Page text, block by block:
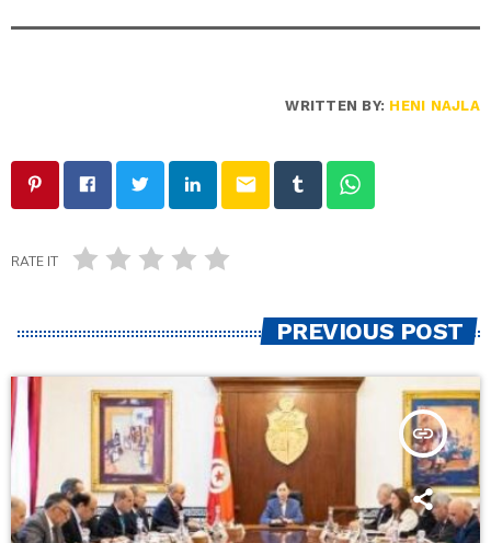
WRITTEN BY: HENI NAJLA
email
RATE IT
PREVIOUS POST
insert_link